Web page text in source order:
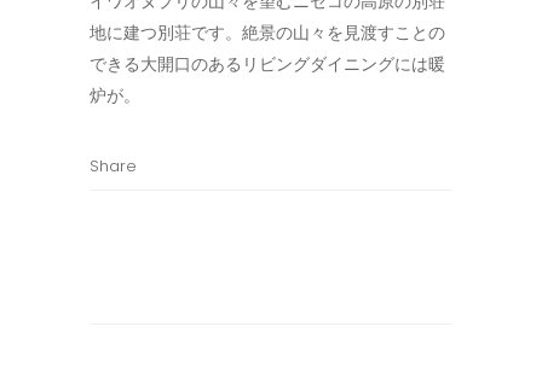
地に建つ別荘です。絶景の山々を見渡すことの
できる大開口のあるリビングダイニングには暖
炉が。
Share